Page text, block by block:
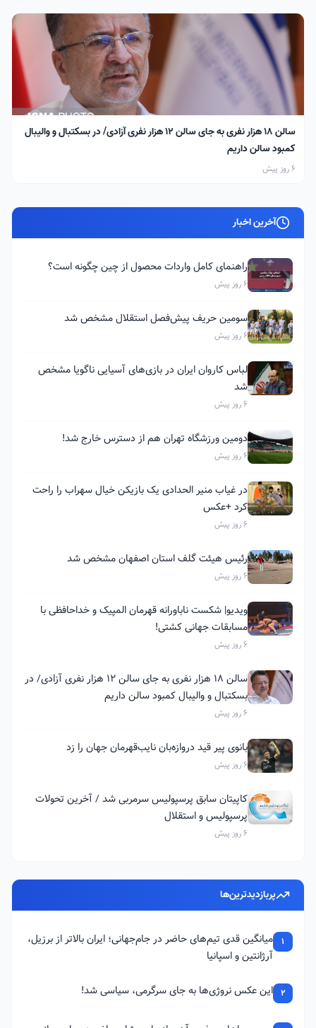
سالن ۱۸ هزار نفری به جای سالن ۱۲ هزار نفری آزادی/ در بسکتبال و والیبال
کمبود سالن داریم
6 روز پیش
آخرین اخبار
راهنمای کامل واردات محصول از چین چگونه است؟
6 روز پیش
سومین حریف پیش‌فصل استقلال مشخص شد
6 روز پیش
لباس کاروان ایران در بازی‌های آسیایی ناگویا مشخص
شد
6 روز پیش
دومین ورزشگاه تهران هم از دسترس خارج شد!
6 روز پیش
در غیاب منیر الحدادی یک بازیکن خیال سهراب را راحت
کرد +عکس
6 روز پیش
رئیس هیئت گلف استان اصفهان مشخص شد
6 روز پیش
ویدیو| شکست ناباورانه قهرمان المپیک و خداحافظی با
مسابقات جهانی کشتی!
6 روز پیش
سالن ۱۸ هزار نفری به جای سالن ۱۲ هزار نفری آزادی/ در
بسکتبال و والیبال کمبود سالن داریم
6 روز پیش
بانوی پیر قید دروازه‌بان نایب‌قهرمان جهان را زد
6 روز پیش
کاپیتان سابق پرسپولیس سرمربی شد / آخرین تحولات
پرسپولیس و استقلال
6 روز پیش
پربازدیدترین‌ها
1
میانگین قدی تیم‌های حاضر در جام‌جهانی؛ ایران بالاتر از برزیل،
آرژانتین و اسپانیا
2 این عکس نروژی‌ها به جای سرگرمی، سیاسی شد!